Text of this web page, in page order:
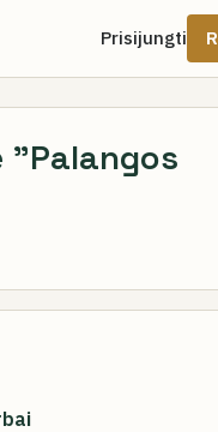
Prisijungti
"Palangos